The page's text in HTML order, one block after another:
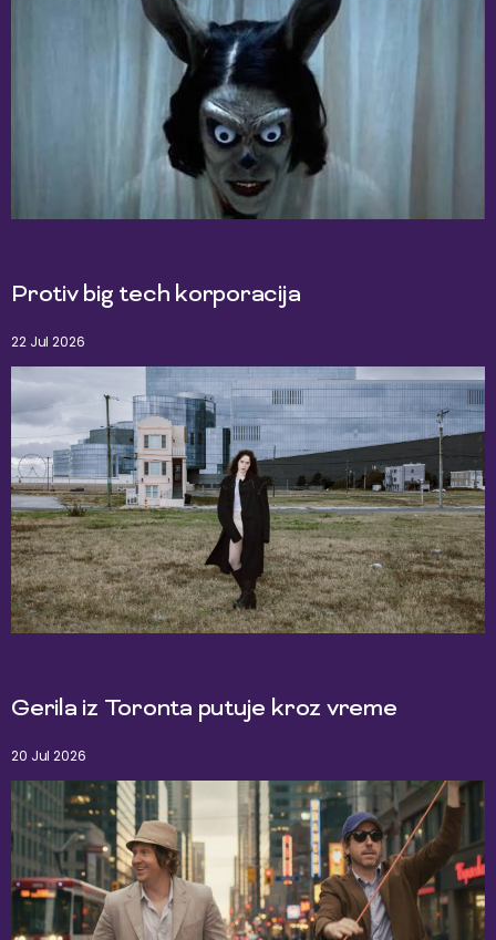
Protiv big tech korporacija
22 Jul 2026
Gerila iz Toronta putuje kroz vreme
20 Jul 2026